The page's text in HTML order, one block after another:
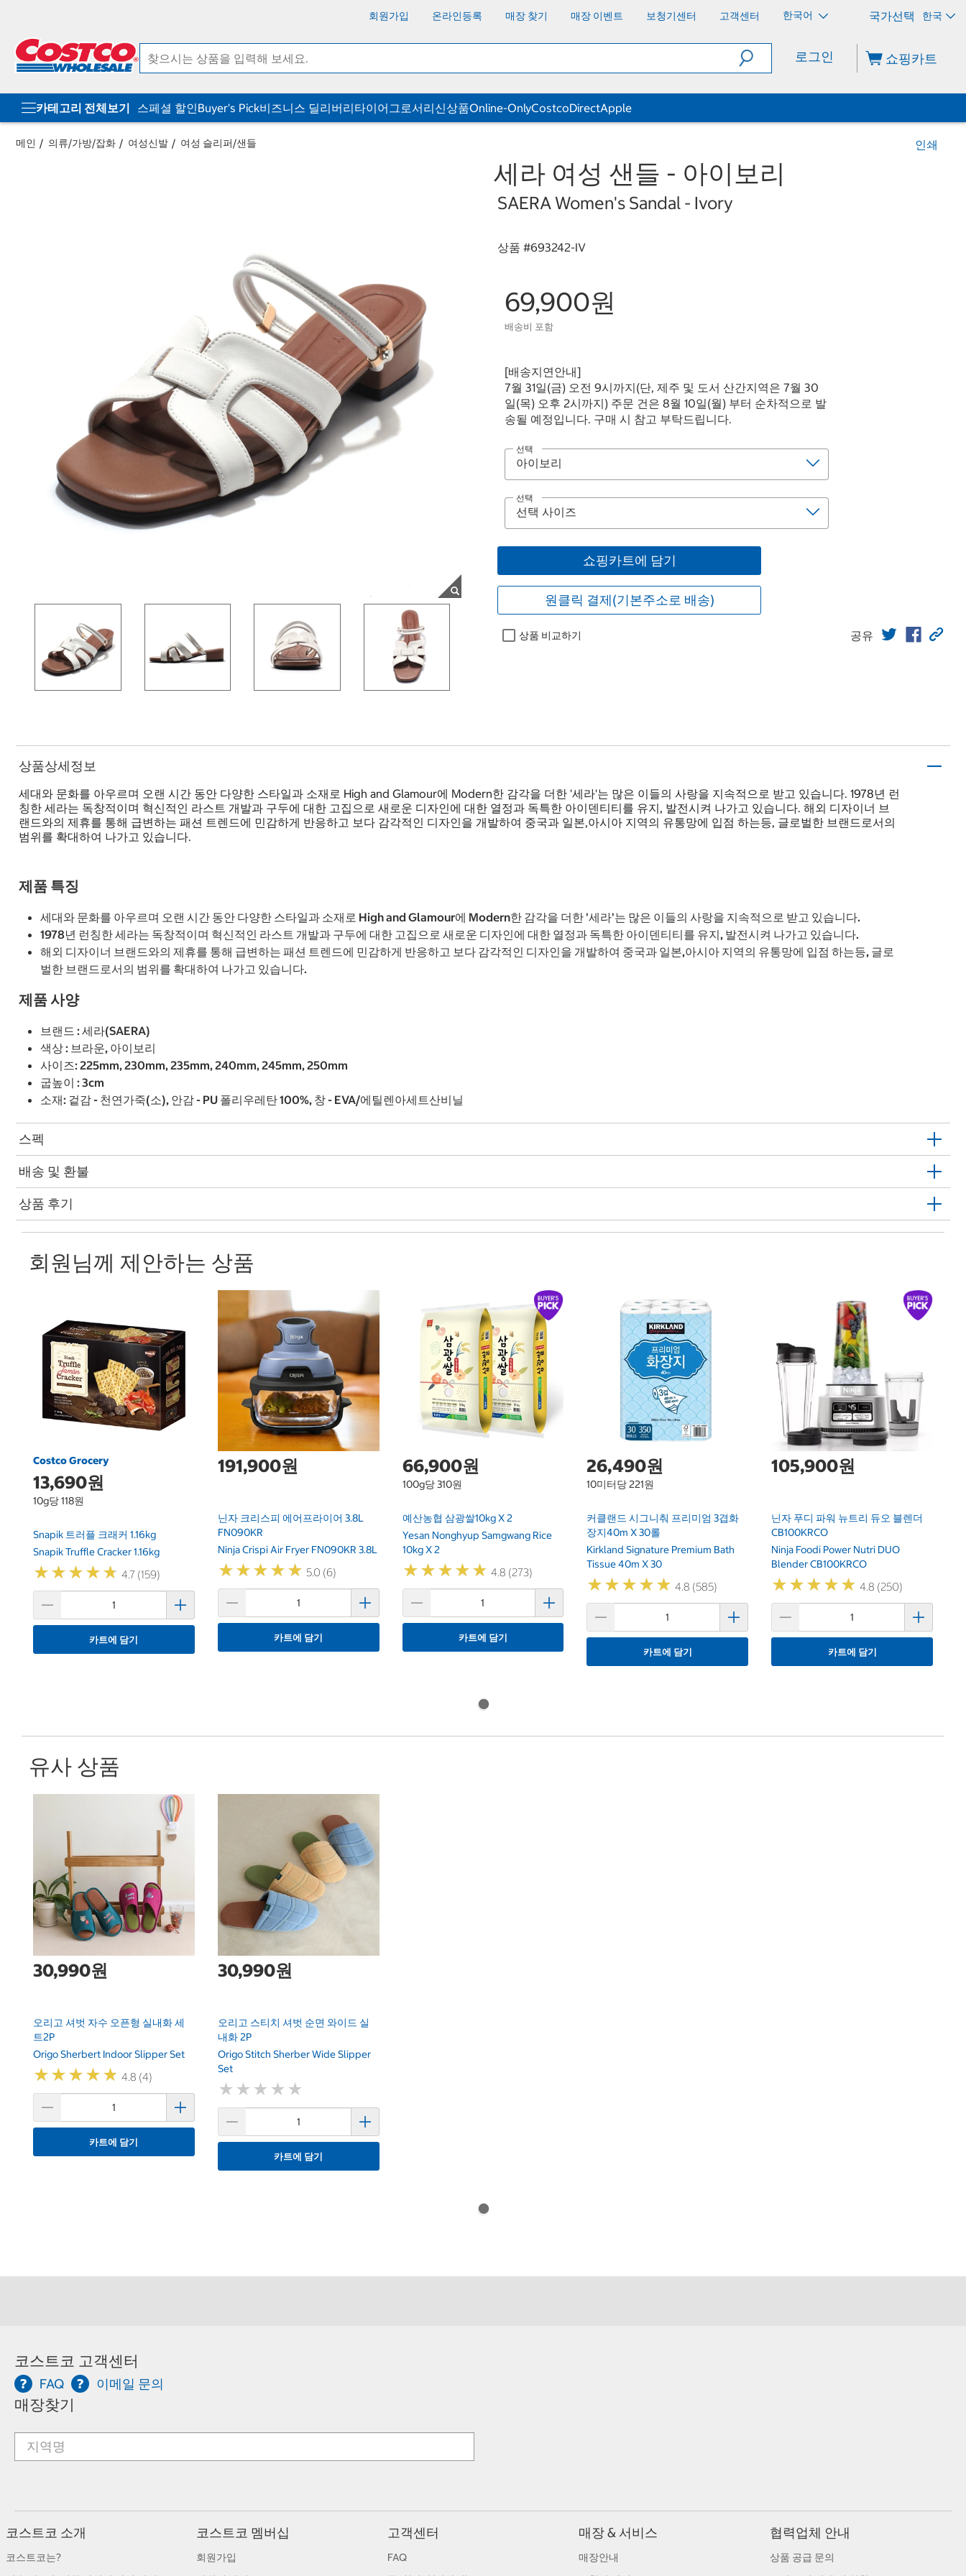
회원가입 온라인등록 매장 찾기 매장 이벤트 보청기센터 고객센터 한국어 한국
로그인 쇼핑카트
카테고리 전체보기 스페셜 할인Buyer's Pick비즈니스 딜리버리타이어그로서리신상품Online-OnlyCostcoDirectApple
메인 의류/가방/잡화 여성신발 여성 슬리퍼/샌들 인쇄
세라 여성 샌들 - 아이보리
SAERA Women's Sandal - Ivory
상품 #693242-IV
69,900원
배송비 포함
[배송지연안내]
7월 31일(금) 오전 9시까지(단, 제주 및 도서 산간지역은 7월 30
일(목) 오후 2시까지) 주문 건은 8월 10일(월) 부터 순차적으로 발
송될 예정입니다. 구매 시 참고 부탁드립니다.
선택
선택
쇼핑카트에 담기
원클릭 결제(기본주소로 배송)
상품 비교하기 공유
상품상세정보
세대와 문화를 아우르며 오랜 시간 동안 다양한 스타일과 소재로 High and Glamour에 Modern한 감각을 더한 '세라'는 많은 이들의 사랑을 지속적으로 받고 있습니다. 1978년 런
칭한 세라는 독창적이며 혁신적인 라스트 개발과 구두에 대한 고집으로 새로운 디자인에 대한 열정과 독특한 아이덴티티를 유지, 발전시켜 나가고 있습니다. 해외 디자이너 브
랜드와의 제휴를 통해 급변하는 패션 트렌드에 민감하게 반응하고 보다 감각적인 디자인을 개발하여 중국과 일본,아시아 지역의 유통망에 입점 하는등, 글로벌한 브랜드로서의
범위를 확대하여 나가고 있습니다.
제품 특징
세대와 문화를 아우르며 오랜 시간 동안 다양한 스타일과 소재로 High and Glamour에 Modern한 감각을 더한 '세라'는 많은 이들의 사랑을 지속적으로 받고 있습니다.
1978년 런칭한 세라는 독창적이며 혁신적인 라스트 개발과 구두에 대한 고집으로 새로운 디자인에 대한 열정과 독특한 아이덴티티를 유지, 발전시켜 나가고 있습니다.
해외 디자이너 브랜드와의 제휴를 통해 급변하는 패션 트렌드에 민감하게 반응하고 보다 감각적인 디자인을 개발하여 중국과 일본,아시아 지역의 유통망에 입점 하는등, 글로
벌한 브랜드로서의 범위를 확대하여 나가고 있습니다.
제품 사양
브랜드 : 세라(SAERA)
색상 : 브라운, 아이보리
사이즈: 225mm, 230mm, 235mm, 240mm, 245mm, 250mm
굽높이 : 3cm
소재: 겉감 - 천연가죽(소), 안감 - PU 폴리우레탄 100%, 창 - EVA/에틸렌아세트산비닐
스펙
배송 및 환불
상품 후기
회원님께 제안하는 상품
Costco Grocery
13,690원
10g당 118원
Snapik 트러플 크래커 1.16kg
Snapik Truffle Cracker 1.16kg
★★★★★
★★★★★ 4.7 (159)
카트에 담기
191,900원
닌자 크리스피 에어프라이어 3.8L
FN090KR
Ninja Crispi Air Fryer FN090KR 3.8L
★★★★★
★★★★★ 5.0 (6)
카트에 담기
66,900원
100g당 310원
예산농협 삼광쌀10kg X 2
Yesan Nonghyup Samgwang Rice
10kg X 2
★★★★★
★★★★★ 4.8 (273)
카트에 담기
26,490원
10미터당 221원
커클랜드 시그니춰 프리미엄 3겹화
장지40m X 30롤
Kirkland Signature Premium Bath
Tissue 40m X 30
★★★★★
★★★★★ 4.8 (585)
카트에 담기
105,900원
닌자 푸디 파워 뉴트리 듀오 블렌더
CB100KRCO
Ninja Foodi Power Nutri DUO
Blender CB100KRCO
★★★★★
★★★★★ 4.8 (250)
카트에 담기
유사 상품
30,990원
오리고 셔벗 자수 오픈형 실내화 세
트2P
Origo Sherbert Indoor Slipper Set
★★★★★
★★★★★ 4.8 (4)
카트에 담기
30,990원
오리고 스티치 셔벗 순면 와이드 실
내화 2P
Origo Stitch Sherber Wide Slipper
Set
★ ★ ★ ★ ★
★ ★ ★ ★ ★
카트에 담기
코스트코 고객센터
FAQ 이메일 문의
매장찾기
코스트코 소개
코스트코는?
코스트코 멤버십
회원가입
고객센터
FAQ
매장 & 서비스
매장안내
협력업체 안내
상품 공급 문의